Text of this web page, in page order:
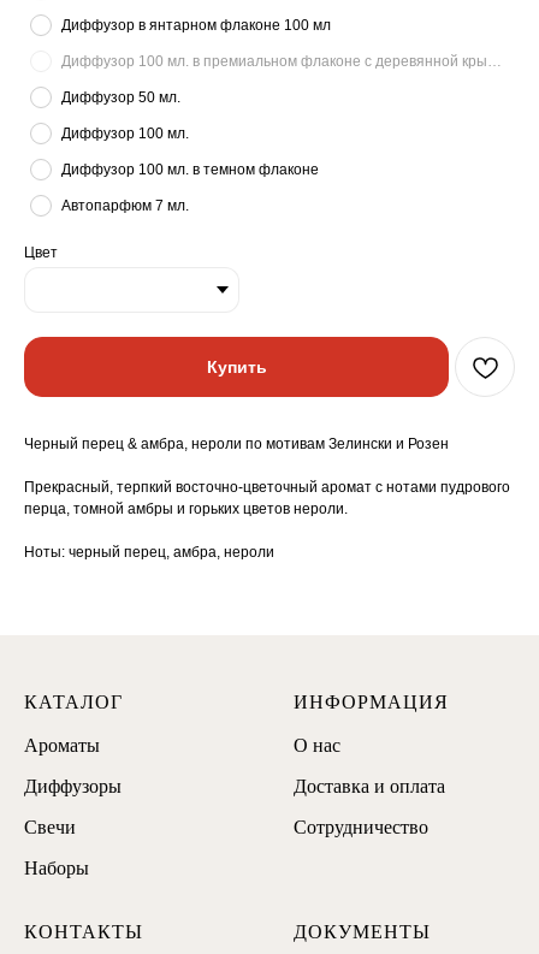
Диффузор в янтарном флаконе 100 мл
Диффузор 100 мл. в премиальном флаконе с деревянной крышкой
Диффузор 50 мл.
Диффузор 100 мл.
Диффузор 100 мл. в темном флаконе
Автопарфюм 7 мл.
Цвет
Купить
Черный перец & амбра, нероли по мотивам Зелински и Розен
Прекрасный, терпкий восточно-цветочный аромат с нотами пудрового
перца, томной амбры и горьких цветов нероли.
Ноты: черный перец, амбра, нероли
КАТАЛОГ
Ароматы
Диффузоры
Свечи
Наборы
ИНФОРМАЦИЯ
О нас
Доставка и оплата
Сотрудничество
КОНТАКТЫ ДОКУМЕНТЫ